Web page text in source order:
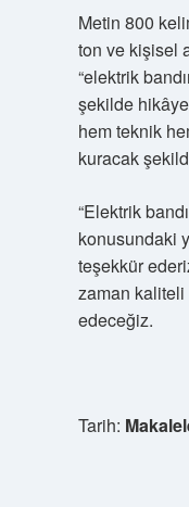
Metin 800
ton ve kişisel
“elektrik
şekilde
hem teknik
kuracak
“Elektrik
konusundaki
teşekkür
zaman
edeceğiz.
Tarih: